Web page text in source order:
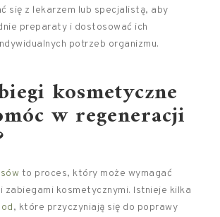
się z lekarzem lub specjalistą, aby
preparaty i dostosować ich
potrzeb organizmu.
kosmetyczne
w regeneracji
to proces, który może wymagać
zabiegami kosmetycznymi. Istnieje kilka
, które przyczyniają się do poprawy